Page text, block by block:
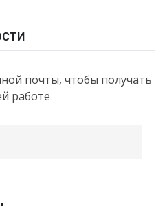
почты, чтобы получать
работе